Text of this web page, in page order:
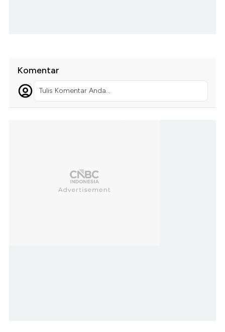
Komentar
Tulis Komentar Anda...